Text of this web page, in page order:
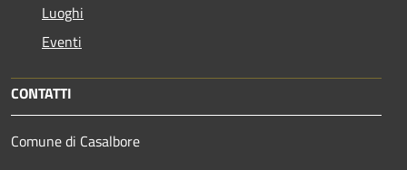
Luoghi
Eventi
CONTATTI
Comune di Casalbore